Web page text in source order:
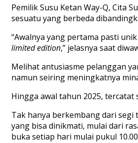
Pemilik Susu Ketan Way-Q, Cita
sesuatu yang berbeda
“Awalnya yang pertama pasti
limited edition,” jelasnya saat
Melihat antusiasme pelanggan
namun seiring meningkatnya
Hingga awal tahun 2025, tercatat
Tak hanya berkembang dari segi
yang bisa dinikmati, mulai dari
buka setiap hari mulai pukul 10.00